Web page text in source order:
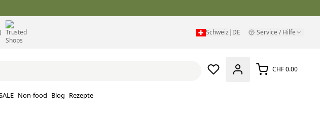
Schweiz | DE Service / Hilfe
CHF 0.00
Non-food Blog Rezepte